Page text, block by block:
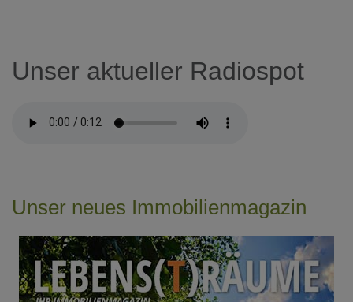
Unser aktueller Radiospot
Unser neues Immobilienmagazin